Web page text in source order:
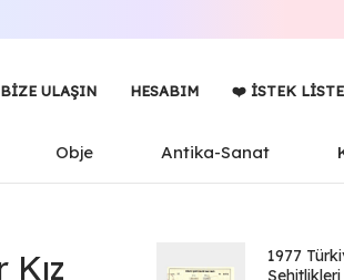
BIZE ULAŞIN HESABIM ❤️ İSTEK
Obje Antika-Sanat
1977